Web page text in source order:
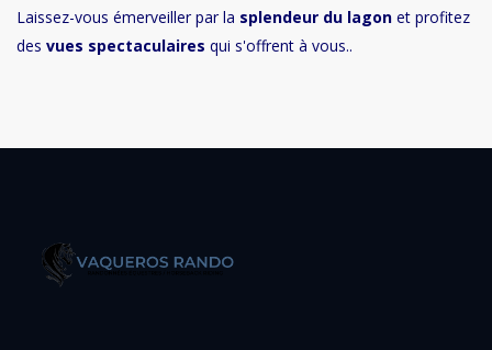
Laissez-vous émerveiller par la splendeur du lagon et profitez
des vues spectaculaires qui s'offrent à vous..